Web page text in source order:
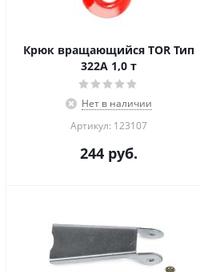
Крюк вращающийся TOR Тип
322А 1,0 т
Нет в наличии
Артикул: 123107
244руб.